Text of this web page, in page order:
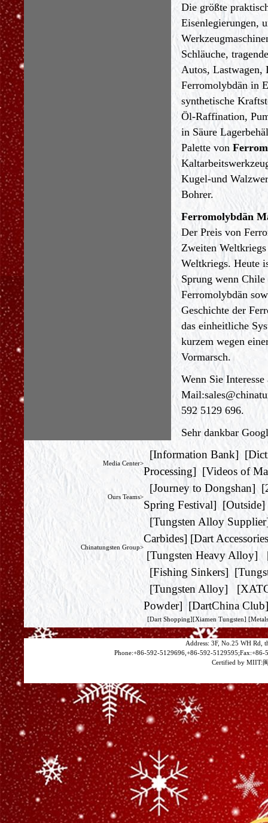
Die größte
Eisenlegierungen,
Schläuche,
Autos, Lastwagen,
Ferromolybdän in
synthetische
Öl-Raffination,
in Säure
Palette von
Kugel-und
Bohrer.
Ferromolybdän
Der Preis von
Zweiten
Weltkriegs. Heute
Sprung wenn
Ferromolybdän
Geschichte der
das einheitliche
kurzem wegen
Vormarsch.
Wenn Sie
Mail:
592 5129 696.
Sehr dankbar
Media Center>
[Information Bank] [
Processing] [Videos of
Ours Teams>
[Journey to Dongshan] [
Spring Festival] [Outside]
Chinatungsten Group>
[Tungsten Alloy Supplier
Carbides] [Dart
[Tungsten Heavy Alloy]
[Fishing Sinkers] [
[Tungsten Alloy] [
Powder] [DartChina Club
[Dart Shopping][Xiamen Tungsten]
Address: 3F, No.25 WH Rd,
Phone:+86-592-5129696,+86-592-
Certified by MIIT: